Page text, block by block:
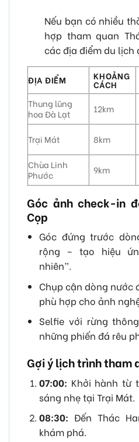
Nếu bạn có nhiều
hợp tham quan
các địa điểm du lịch
ĐỊA ĐIỂM KHOẢNG
CÁCH
Thung lũng
hoa Đà Lạt
12km
Trại Mát 8km
Chùa Linh
Phước
9km
Góc ảnh check-in
Cọp
Góc đứng trước
rộng – tạo hiệu
nhiên”.
Chụp cận dòng nước
phù hợp cho ảnh
Selfie với rừng
những phiến đá rêu
Gợi ý lịch trình tham
07:00: Khởi hành từ
sáng nhẹ tại Trại Mát.
08:30: Đến Thác
khám phá.